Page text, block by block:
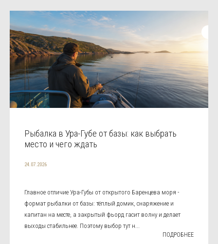
Рыбалка в Ура-Губе от базы: как выбрать
место и чего ждать
24.07.2026
Главное отличие Ура-Губы от открытого Баренцева моря -
формат рыбалки от базы: тёплый домик, снаряжение и
капитан на месте, а закрытый фьорд гасит волну и делает
выходы стабильнее. Поэтому выбор тут н...
ПОДРОБНЕЕ